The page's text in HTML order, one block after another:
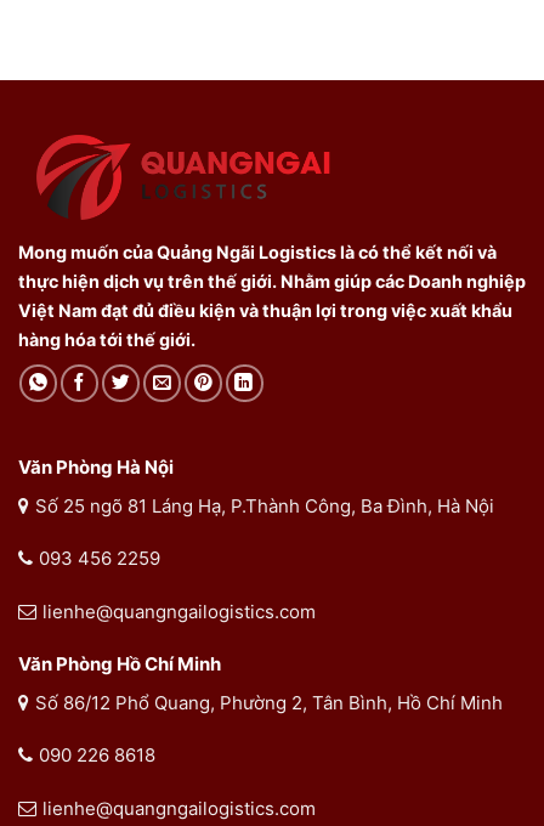
Mong muốn của Quảng Ngãi Logistics là có thể kết nối và
thực hiện dịch vụ trên thế giới. Nhằm giúp các Doanh nghiệp
Việt Nam đạt đủ điều kiện và thuận lợi trong việc xuất khẩu
hàng hóa tới thế giới.
Văn Phòng Hà Nội
Số 25 ngõ 81 Láng Hạ, P.Thành Công, Ba Đình, Hà Nội
093 456 2259
lienhe@quangngailogistics.com
Văn Phòng Hồ Chí Minh
Số 86/12 Phổ Quang, Phường 2, Tân Bình, Hồ Chí Minh
090 226 8618
lienhe@quangngailogistics.com